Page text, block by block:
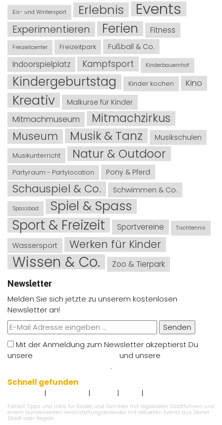
Eis- und Wintersport Erlebnis Events
Experimentieren Ferien Fitness
Freizeitcenter Freizeitpark Fußball & Co.
Indoorspielplatz Kampfsport Kinderbauernhof
Kindergeburtstag Kinder kochen Kino
Kreativ Malkurse für Kinder
Mitmachmuseum Mitmachzirkus
Museum Musik & Tanz Musikschulen
Musikunterricht Natur & Outdoor
Partyraum - Partylocation Pony & Pferd
Schauspiel & Co. Schwimmen & Co.
Spassbad Spiel & Spass
Sport & Freizeit Sportvereine Tischtennis
Wassersport Werken für Kinder
Wissen & Co.
Zoo & Tierpark
Newsletter
Melden Sie sich jetzte zu unserem kostenlosen
Newsletter an!
Senden
Mit der Anmeldung zum Newsletter akzeptierst Du
unsere
und unsere
.
Schnell gefunden
| | | |
Freizeit Tipps und Infos für Kinder und Familien mit regionalen Stadtführern und
einem bundesweiten Veranstaltungskalender mit aktuellen Events aus Deiner
Stadt oder Region.